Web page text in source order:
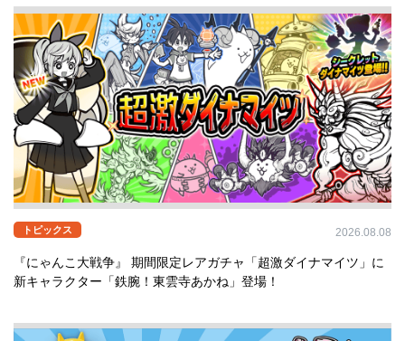
さい。
※写真撮影は他のお客様やスタッフが写り込まないようお
願いいたします。
※小さなお子様には、必ず保護者の方が付き添っていただ
きますようお願いいたします。
※上記以外にもスタッフが迷惑行為と判断した場合、ご入
場をお断りすることがございます。予めご了承ください。
また、トラブルによって発生した事故や怪我等は弊社では
責任を負いかねますことご了承ください。
※ノベルティの数には限りがございます。ご参加いただい
ください。
※ノベルティの転売・譲渡は固くお断りします。
トピックス 2026.08.08
『にゃんこ大戦争』 期間限定レアガチャ「超激ダイナマイツ」に
新キャラクター「鉄腕！東雲寺あかね」登場！